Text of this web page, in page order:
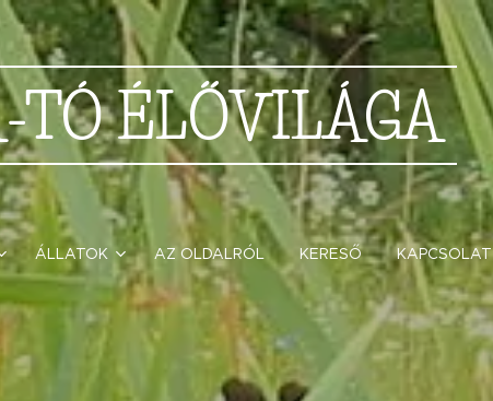
TÓÉLŐVILÁGA
ÁLLATOK AZ OLDALRÓL KERESŐ KAPCSOLAT